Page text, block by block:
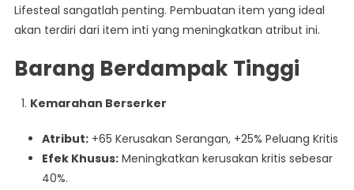
Lifesteal sangatlah penting. Pembuatan item yang ideal
akan terdiri dari item inti yang meningkatkan atribut ini.
Barang Berdampak Tinggi
Kemarahan Berserker
Atribut:+65 Kerusakan Serangan, +25% Peluang Kritis
Efek Khusus:Meningkatkan kerusakan kritis sebesar
40%.